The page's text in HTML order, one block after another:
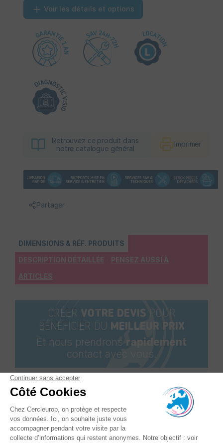
Voir les détails et options
Retrouvez ce produit dans
notre catalogue général
Imprimer
Partager
DIMENSIONS & RÉF. PRODUITS
DESCRIPTION DÉTAILLÉE PENSEZ AUSSI À
ARTICLES
CRÉER VOTRE DEVIS POUR
BÉNÉFICIER DU MEILLEUR PRIX
Et nous prendrons rapidement
contact avec vous.
Déclinaisons
Ajouter au
panier
Référence: A0010209
Consommation d'air -